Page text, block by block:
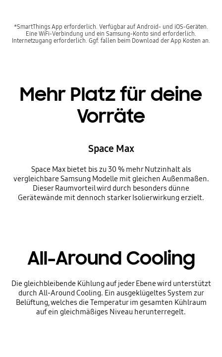
*SmartThings App erforderlich. Verfügbar auf Android- und iOS-Geräten.
Eine WiFi-Verbindung und ein Samsung-Konto sind erforderlich.
Internetzugang erforderlich. Ggf. fallen beim Download der App Kosten an.
Mehr Platz für deine
Vorräte
Space Max
Space Max bietet bis zu 30 % mehr Nutzinhalt als
vergleichbare Samsung Modelle mit gleichen Außenmaßen.
Dieser Raumvorteil wird durch besonders dünne
Gerätewände mit dennoch starker Isolierwirkung erzielt.
All-Around Cooling
Die gleichbleibende Kühlung auf jeder Ebene wird unterstützt
durch All-Around Cooling. Ein ausgeklügeltes System zur
Belüftung, welches die Temperatur im gesamten Kühlraum
auf ein gleichmäßiges Niveau herunterregelt.